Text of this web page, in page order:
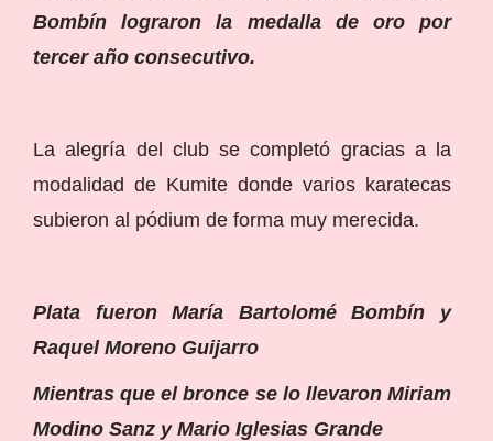
Bombín lograron la medalla de oro por
tercer año consecutivo.
La alegría del club se completó gracias a la
modalidad de Kumite donde varios karatecas
subieron al pódium de forma muy merecida.
Plata fueron María Bartolomé Bombín y
Raquel Moreno Guijarro
Mientras que el bronce se lo llevaron Miriam
Modino Sanz y Mario Iglesias Grande